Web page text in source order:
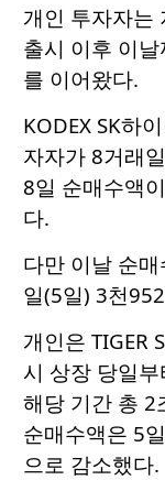
개인 투자자는
출시 이후 이
를 이어왔다.
KODEX SK하
자자가 8거래
8일 순매수액
다.
다만 이날 순
일(5일) 3천
개인은 TIGER
시 상장 당일
해당 기간 총 2
순매수액은 5
으로 감소했다.